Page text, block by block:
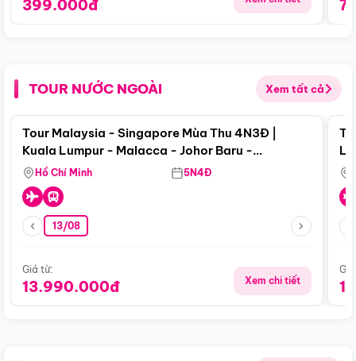
399.000đ
TOUR NƯỚC NGOÀI Xem tất cả
Điểm nổi bật
Tour Malaysia - Singapore Mùa Thu 4N3Đ |
Kuala Lumpur - Malacca - Johor Baru -
Singapore
Hồ Chí Minh 5N4Đ
13/08
Giá từ:
13.990.000đ Xem chi tiết